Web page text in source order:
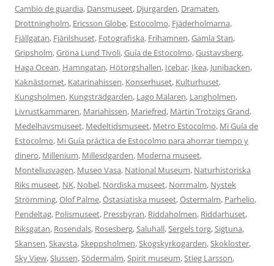
Cambio de guardia, Dansmuseet, Djurgarden, Dramaten,
Drottningholm, Ericsson Globe, Estocolmo, Fjäderholmarna,
Fjällgatan, Fjärilshuset, Fotografiska, Frihamnen,Gamla Stan,
Gripsholm,Gröna Lund Tivoli,Guía de Estocolmo,Gustavsberg,
Haga Ocean, Hamngatan, Hötorgshallen, Icebar, Ikea, Junibacken,
Kaknästornet, Katarinahissen, Konserhuset, Kulturhuset,
Kungsholmen, Kungsträdgarden, Lago Mälaren, Langholmen,
Livrustkammaren, Mariahissen, Mariefred, Märtin Trotzigs Grand,
Medelhavsmuseet, Medeltidsmuseet, Metro Estocolmo, Mi Guía de
Estocolmo, Mi Guía práctica de Estocolmo para ahorrar tiempo y
dinero, Millenium, Millesdgarden, Moderna museet,
Monteliusvagen, Museo Vasa, National Museum, Naturhistoriska
Riks museet, NK, Nobel, Nordiska museet, Norrmalm, Nystek
Strömming,Olof Palme,Östasiatiska museet,Östermalm, Parhelio,
Pendeltag, Polismuseet, Pressbyran, Riddaholmen, Riddarhuset,
Riksgatan, Rosendals, Rosesberg,Saluhall,Sergels torg,Sigtuna,
Skansen,Skavsta,Skeppsholmen,Skogskyrkogarden,Skokloster,
Sky View,Slussen,Södermalm,Spirit museum,Stieg Larsson,